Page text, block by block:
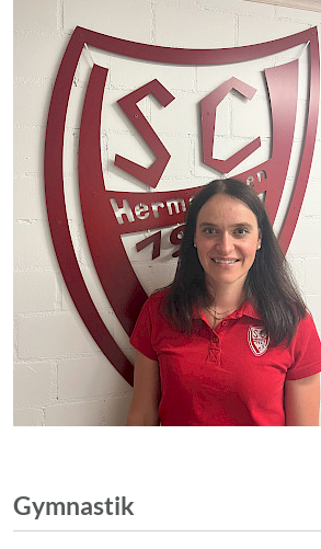
GYMNASTIK
TISCHTENNIS
BOGENSCHIESSEN
Gymnastik